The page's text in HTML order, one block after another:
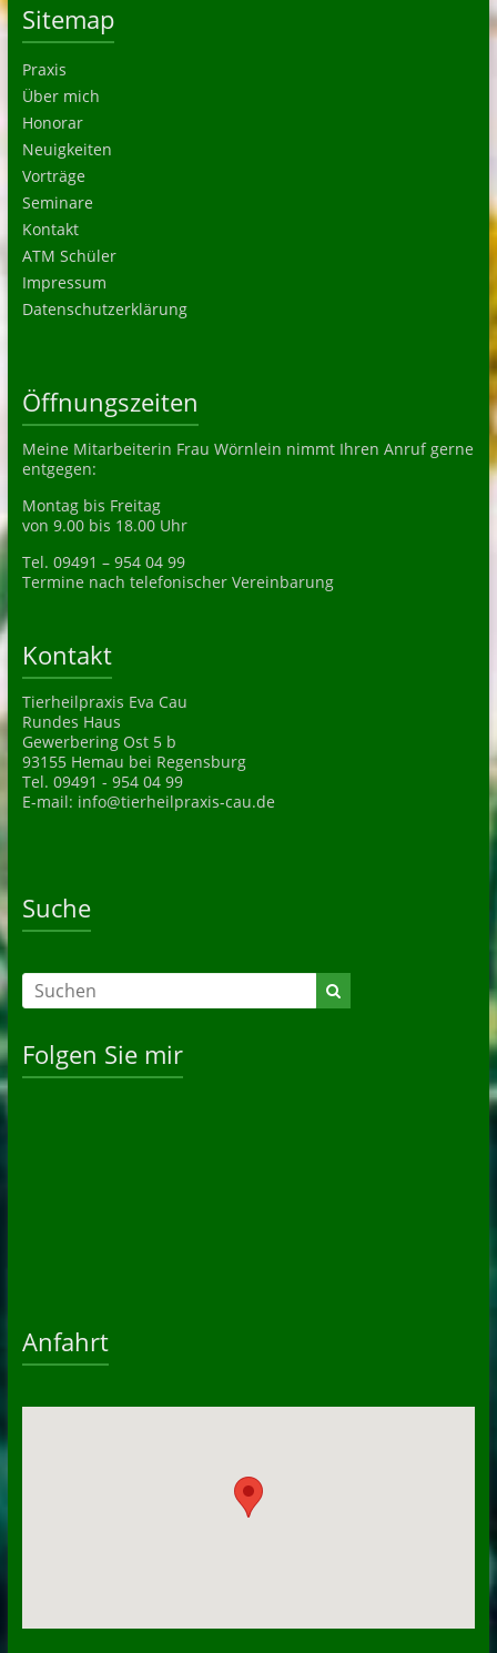
Sitemap
Praxis
Über mich
Honorar
Neuigkeiten
Vorträge
Seminare
Kontakt
ATM Schüler
Impressum
Datenschutzerklärung
Öffnungszeiten
Meine Mitarbeiterin Frau Wörnlein nimmt Ihren Anruf gerne
entgegen:
Montag bis Freitag
von 9.00 bis 18.00 Uhr
Tel. 09491 – 954 04 99
Termine nach telefonischer Vereinbarung
Kontakt
Tierheilpraxis Eva Cau
Rundes Haus
Gewerbering Ost 5 b
93155 Hemau bei Regensburg
Tel. 09491 - 954 04 99
E-mail: info@tierheilpraxis-cau.de
Suche
Folgen Sie mir
Anfahrt